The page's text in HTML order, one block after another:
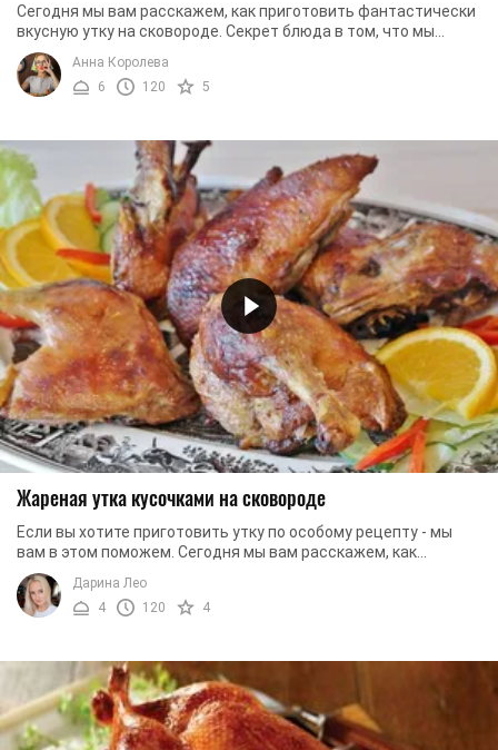
Сегодня мы вам расскажем, как приготовить фантастически
вкусную утку на сковороде. Секрет блюда в том, что мы
используем много специй, а также по ...
Анна Королева
6
120 5
Жареная утка кусочками на сковороде
Если вы хотите приготовить утку по особому рецепту - мы
вам в этом поможем. Сегодня мы вам расскажем, как
приготовить утку с яблоками. Блюдо ...
Дарина Лео
4
120 4